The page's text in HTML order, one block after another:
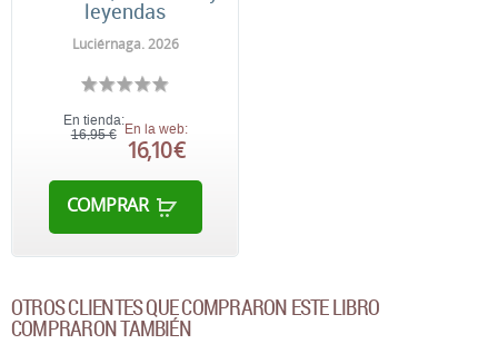
leyendas
Luciérnaga. 2026
En tienda:
16,95 € En la web:
16,10 €
COMPRAR
OTROS CLIENTES QUE COMPRARON ESTE LIBRO
COMPRARON TAMBIÉN